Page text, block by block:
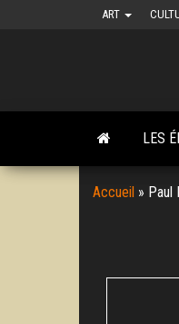
ART
LES
Accueil » Paul